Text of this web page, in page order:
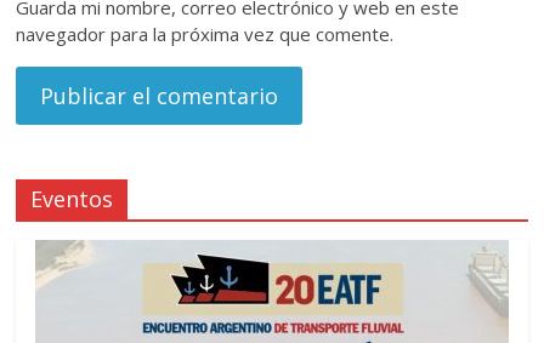
Guarda mi nombre, correo electrónico y web en este
navegador para la próxima vez que comente.
Eventos